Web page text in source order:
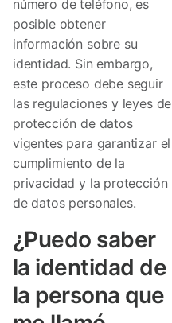
número de teléfono, es
posible obtener
información sobre su
identidad. Sin embargo,
este proceso debe seguir
las regulaciones y leyes de
protección de datos
vigentes para garantizar el
cumplimiento de la
privacidad y la protección
de datos personales.
¿Puedo saber
la identidad de
la persona que